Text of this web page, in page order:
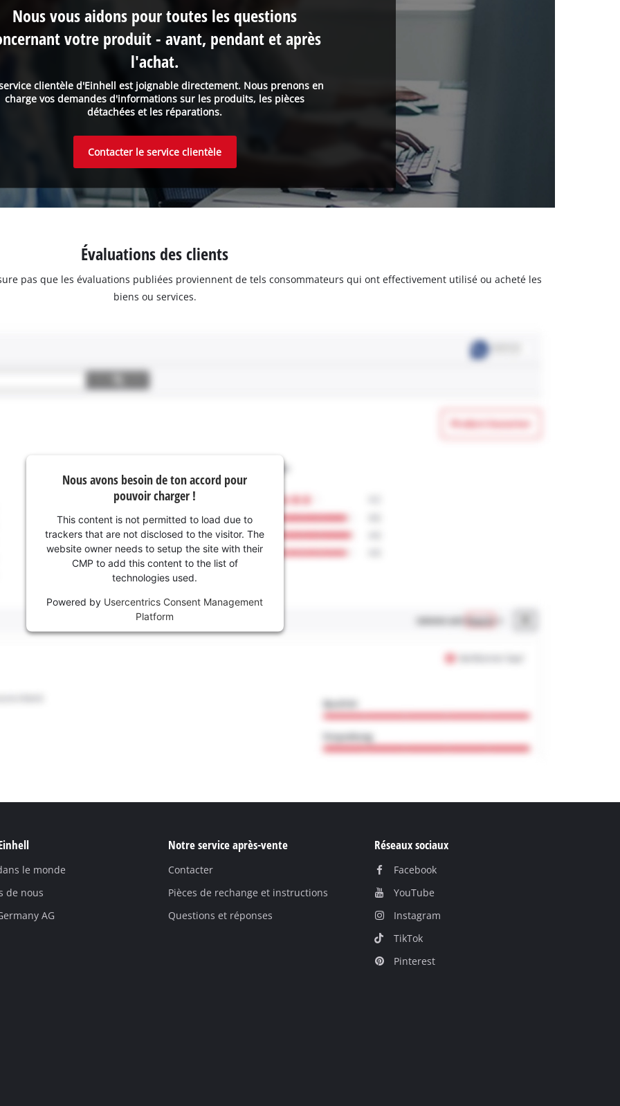
to trackers that are not disclosed to the
visitor. The website owner needs to setup
the site with their CMP to add this content
to the list of technologies used.
Management Platform
clientèle d'Einhell est joignable directement. Nous prenons en
charge vos demandes d'informations sur les produits, les pièces
détachées et les réparations.
Nous vous aidons pour toutes les questions
votre produit - avant, pendant et après
l'achat.
Contacter le service clientèle
Évaluations des clients
pas que les évaluations publiées proviennent de tels consommateurs qui ont effectivement utilisé ou acheté les
biens ou services.
Nous avons besoin de ton accord pour
pouvoir charger !
This content is not permitted to load due to
trackers that are not disclosed to the visitor. The
website owner needs to setup the site with their
CMP to add this content to the list of
technologies used.
Powered by Usercentrics Consent Management
Platform
le monde
de nous
AG
Notre service après-vente
Contacter
Pièces de rechange et instructions
Questions et réponses
Réseaux sociaux
Facebook
YouTube
Instagram
TikTok
Pinterest